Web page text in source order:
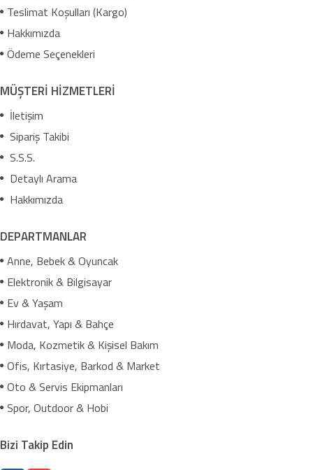
Teslimat Koşulları (Kargo)
Hakkımızda
Ödeme Seçenekleri
MÜŞTERİ HİZMETLERİ
İletişim
Sipariş Takibi
S.S.S.
Detaylı Arama
Hakkımızda
DEPARTMANLAR
Anne, Bebek & Oyuncak
Elektronik & Bilgisayar
Ev & Yaşam
Hırdavat, Yapı & Bahçe
Moda, Kozmetik & Kişisel Bakım
Ofis, Kırtasiye, Barkod & Market
Oto & Servis Ekipmanları
Spor, Outdoor & Hobi
Bizi Takip Edin